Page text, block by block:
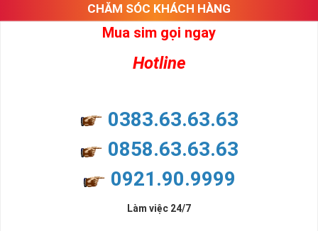
CHĂM SÓC KHÁCH HÀNG
Mua sim gọi ngay
Hotline
0383.63.63.63
0858.63.63.63
0921.90.9999
Làm việc 24/7